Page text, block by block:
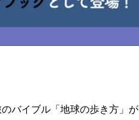
バイブル「地球の歩き方」が